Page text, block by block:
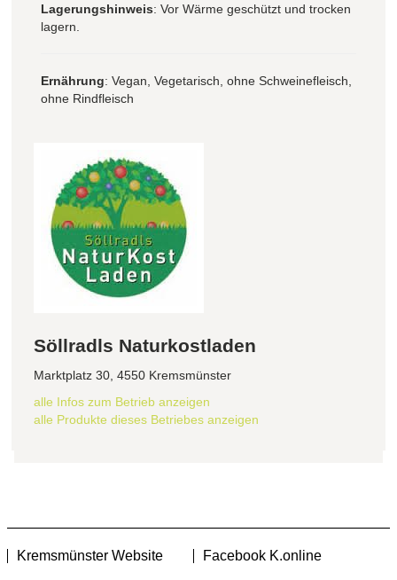
Lagerungshinweis: Vor Wärme geschützt und trocken
lagern.
Ernährung: Vegan, Vegetarisch, ohne Schweinefleisch,
ohne Rindfleisch
Söllradls Naturkostladen
Marktplatz 30, 4550 Kremsmünster
alle Infos zum Betrieb anzeigen
alle Produkte dieses Betriebes anzeigen
Kremsmünster Website Facebook K.online